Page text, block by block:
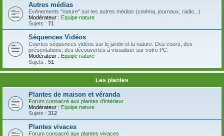
Autres médias
Evénements "nature" sur les autres médias (cinéma, journaux, radio...)
Modérateur : Equipe nature
Sujets : 71
Séquences Vidéos
Courtes séquences vidéos sur le jardin et la nature. Des cours, des
présentations, des découvertes à visualiser sur votre PC.
Modérateur : Equipe nature
Sujets : 51
Les plantes
Plantes de maison et véranda
Forum consacré aux plantes d'intérieur
Modérateur : Equipe nature
Sujets : 312
Plantes vivaces
Forum consacré aux plantes vivaces